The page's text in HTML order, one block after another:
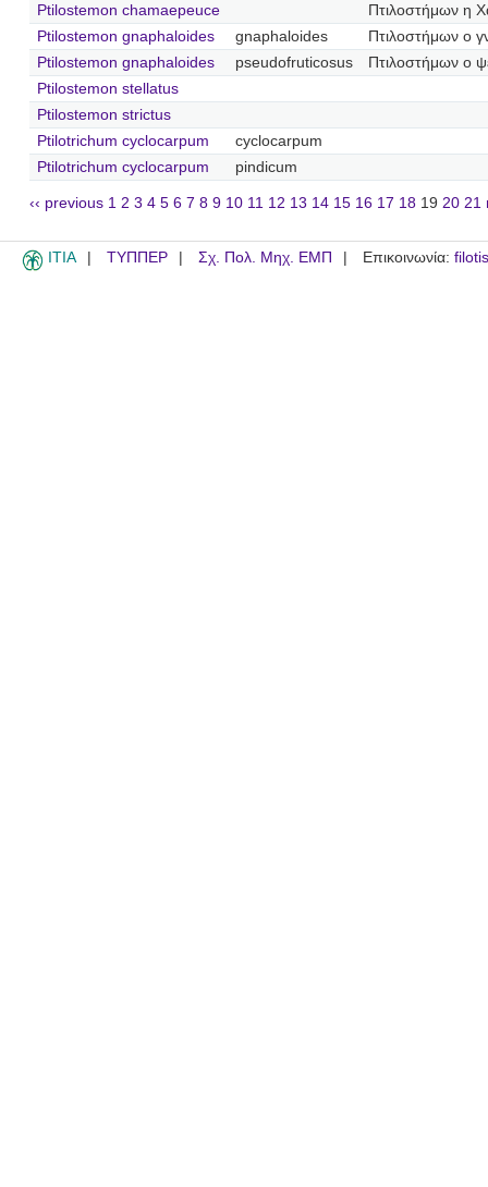
Ptilostemon chamaepeuce
Πτιλοστήμων η
Ptilostemon gnaphaloides
gnaphaloides
Πτιλοστήμων ο
Ptilostemon gnaphaloides
pseudofruticosus
Πτιλοστήμων ο
Ptilostemon stellatus
Ptilostemon strictus
Ptilotrichum cyclocarpum
cyclocarpum
Ptilotrichum cyclocarpum
pindicum
‹‹ previous 1 2 3 4 5 6 7 8 9 10 11 12 13 14 15 16 17 18 19 20 21
ITIA ΤΥΠΠΕΡ Σχ. Πολ. Μηχ. ΕΜΠ Επικοινωνία: